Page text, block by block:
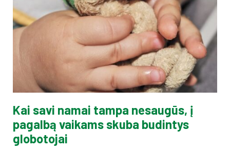
Kai savi namai tampa nesaugūs, į
pagalbą vaikams skuba budintys
globotojai